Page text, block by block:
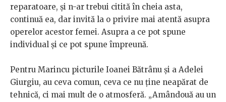
reparatoare, și n-ar trebui citită în cheia asta,
continuă ea, dar invită la o privire mai atentă asupra
operelor acestor femei. Asupra a ce pot spune
individual și ce pot spune împreună.
Pentru Marincu picturile Ioanei Bătrânu și a Adelei
Giurgiu, au ceva comun, ceva ce nu ține neapărat de
tehnică, ci mai mult de o atmosferă. „Amândouă au un